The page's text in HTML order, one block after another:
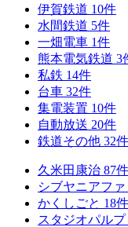
伊賀鉄道 10件
水間鉄道 5件
一畑電車 1件
熊本電気鉄道 3
私鉄 14件
台車 32件
集電装置 10件
自動放送 20件
鉄道その他 32件
久米田康治 87件
シブヤニアフ
かくしごと 18件
スタジオパルプ